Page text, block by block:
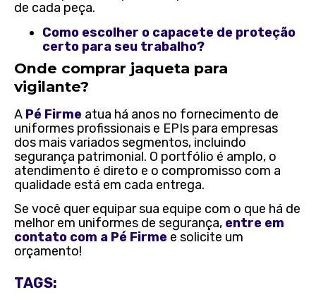
de cada peça.
Como escolher o capacete de proteção
certo para seu trabalho?
Onde comprar jaqueta para
vigilante?
A Pé Firme atua há anos no fornecimento de
uniformes profissionais e EPIs para empresas
dos mais variados segmentos, incluindo
segurança patrimonial. O portfólio é amplo, o
atendimento é direto e o compromisso com a
qualidade está em cada entrega.
Se você quer equipar sua equipe com o que há de
melhor em uniformes de segurança, entre em
contato com a Pé Firme e solicite um
orçamento!
TAGS: